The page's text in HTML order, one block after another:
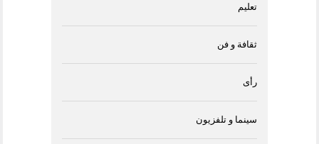
تعليم
ثقافة و فن
رأى
سينما و تلفزيون